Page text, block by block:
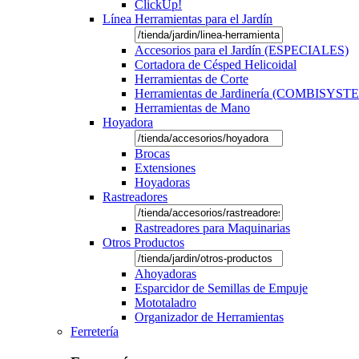
ClickUp!
Línea Herramientas para el Jardín
Accesorios para el Jardín (ESPECIALES)
Cortadora de Césped Helicoidal
Herramientas de Corte
Herramientas de Jardinería
Herramientas de Mano
Hoyadora
Brocas
Extensiones
Hoyadoras
Rastreadores
Rastreadores para Maquinarias
Otros Productos
Ahoyadoras
Esparcidor de Semillas de Empuje
Mototaladro
Organizador de Herramientas
Ferretería